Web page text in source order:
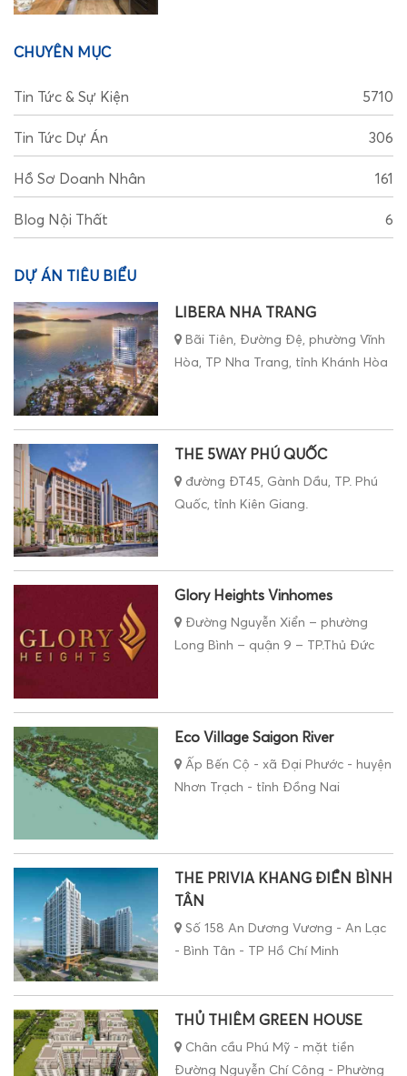
CHUYÊN MỤC
Tin Tức & Sự Kiện 5710
Tin Tức Dự Án 306
Hồ Sơ Doanh Nhân 161
Blog Nội Thất 6
DỰ ÁN TIÊU BIỂU
LIBERA NHA TRANG
Bãi Tiên, Đường Đệ, phường Vĩnh
Hòa, TP Nha Trang, tỉnh Khánh Hòa
THE 5WAY PHÚ QUỐC
đường ĐT45, Gành Dầu, TP. Phú
Quốc, tỉnh Kiên Giang.
Glory Heights Vinhomes
Đường Nguyễn Xiển – phường
Long Bình – quận 9 – TP.Thủ Đức
Eco Village Saigon River
Ấp Bến Cộ - xã Đại Phước - huyện
Nhơn Trạch - tỉnh Đồng Nai
THE PRIVIA KHANG ĐIỀN BÌNH
TÂN
Số 158 An Dương Vương - An Lạc
- Bình Tân - TP Hồ Chí Minh
THỦ THIÊM GREEN HOUSE
Chân cầu Phú Mỹ - mặt tiền
Đường Nguyễn Chí Công - Phường